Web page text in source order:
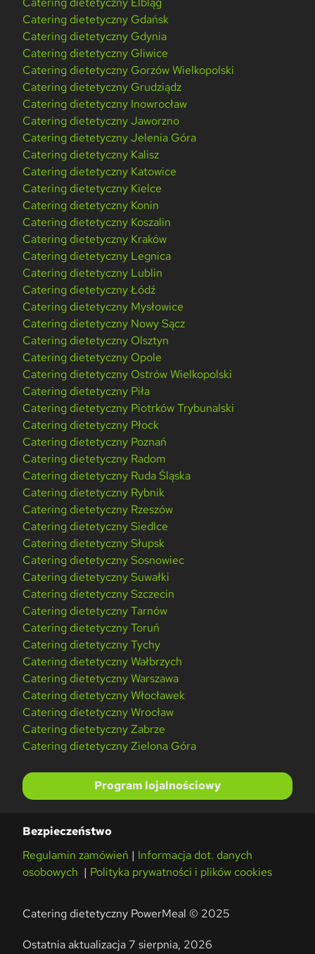
Catering dietetyczny Gdańsk
Catering dietetyczny Gdynia
Catering dietetyczny Gliwice
Catering dietetyczny Gorzów Wielkopolski
Catering dietetyczny Grudziądz
Catering dietetyczny Inowrocław
Catering dietetyczny Jaworzno
Catering dietetyczny Jelenia Góra
Catering dietetyczny Kalisz
Catering dietetyczny Katowice
Catering dietetyczny Kielce
Catering dietetyczny Konin
Catering dietetyczny Koszalin
Catering dietetyczny Kraków
Catering dietetyczny Legnica
Catering dietetyczny Lublin
Catering dietetyczny Łódź
Catering dietetyczny Mysłowice
Catering dietetyczny Nowy Sącz
Catering dietetyczny Olsztyn
Catering dietetyczny Opole
Catering dietetyczny Ostrów Wielkopolski
Catering dietetyczny Piła
Catering dietetyczny Piotrków Trybunalski
Catering dietetyczny Płock
Catering dietetyczny Poznań
Catering dietetyczny Radom
Catering dietetyczny Ruda Śląska
Catering dietetyczny Rybnik
Catering dietetyczny Rzeszów
Catering dietetyczny Siedlce
Catering dietetyczny Słupsk
Catering dietetyczny Sosnowiec
Catering dietetyczny Suwałki
Catering dietetyczny Szczecin
Catering dietetyczny Tarnów
Catering dietetyczny Toruń
Catering dietetyczny Tychy
Catering dietetyczny Wałbrzych
Catering dietetyczny Warszawa
Catering dietetyczny Włocławek
Catering dietetyczny Wrocław
Catering dietetyczny Zabrze
Catering dietetyczny Zielona Góra
Program lojalnościowy
Bezpieczeństwo
Regulamin zamówień | Informacja dot. danych
osobowych | Polityka prywatności i plików cookies
Catering dietetyczny PowerMeal © 2025
Ostatnia aktualizacja 7 sierpnia, 2026